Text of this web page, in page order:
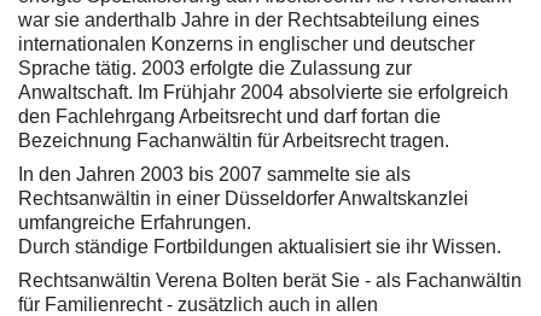
war sie anderthalb Jahre in der Rechtsabteilung eines
internationalen Konzerns in englischer und deutscher
Sprache tätig. 2003 erfolgte die Zulassung zur
Anwaltschaft. Im Frühjahr 2004 absolvierte sie erfolgreich
den Fachlehrgang Arbeitsrecht und darf fortan die
Bezeichnung Fachanwältin für Arbeitsrecht tragen.
In den Jahren 2003 bis 2007 sammelte sie als
Rechtsanwältin in einer Düsseldorfer Anwaltskanzlei
umfangreiche Erfahrungen.
Durch ständige Fortbildungen aktualisiert sie ihr Wissen.
Rechtsanwältin Verena Bolten berät Sie - als Fachanwältin
für Familienrecht - zusätzlich auch in allen